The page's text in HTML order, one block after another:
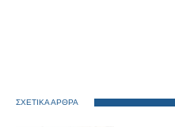
ΣΧΕΤΙΚΑ ΑΡΘΡΑ